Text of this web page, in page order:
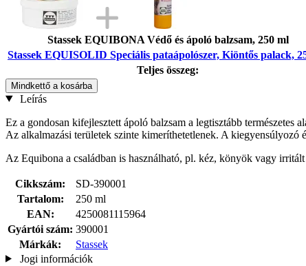
Stassek EQUIBONA Védő és ápoló balzsam, 250 ml
Stassek EQUISOLID Speciális pataápolószer, Kiöntős palack,
Teljes összeg:
Mindkettő a kosárba
Leírás
Ez a gondosan kifejlesztett ápoló balzsam a legtisztább
Az alkalmazási területek szinte kimeríthetetlenek. A kiegyensúlyozó
Az Equibona a családban is használható, pl. kéz, könyök vagy irritált
Cikkszám:
SD-390001
Tartalom:
250 ml
EAN:
4250081115964
Gyártói szám: 390001
Márkák:
Stassek
Jogi információk